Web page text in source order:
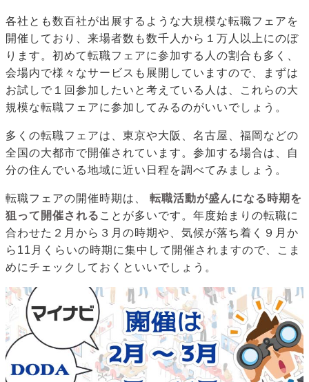
各社とも数百社が出展するような大規模な転職フェアを
開催しており、来場者数も数千人から１万人以上にのぼ
ります。初めて転職フェアに参加する人の割合も多く、
会場内で様々なサービスも展開していますので、まずは
お試しで１回参加したいと考えている人は、これらの大
規模な転職フェアに参加してみるのがいいでしょう。
多くの転職フェアは、東京や大阪、名古屋、福岡などの
全国の大都市で開催されています。参加する場合は、自
分の住んでいる地域に近い日程を調べてみましょう。
転職フェアの開催時期は、
転職活動が盛んになる時期を
狙って開催される ことが多いです。年度始まりの転職に
合わせた２月から３月の時期や、気候が落ち着く９月か
ら11月くらいの時期に集中して開催されますので、こま
めにチェックしておくといいでしょう。